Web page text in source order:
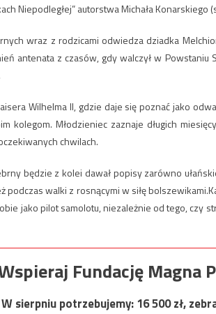
Niepodległej” autorstwa Michała Konarskiego
wraz z rodzicami odwiedza dziadka
antenata z czasów, gdy walczył w
Wilhelma II, gdzie daje się poznać jako
kolegom. Młodzieniec zaznaje długich
chwilach.
będzie z kolei dawał popisy zarówno
podczas walki z rosnącymi w siłę
jako pilot samolotu, niezależnie od tego, czy
Fundację Magna
W sierpniu potrzebujemy:16 500zł,